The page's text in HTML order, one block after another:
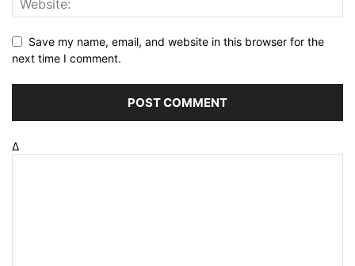
Save my name, email, and website in this browser for the
next time I comment.
Δ